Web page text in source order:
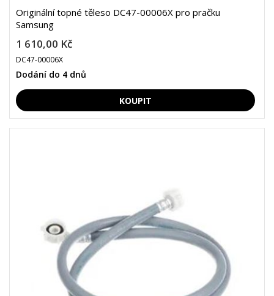
Originální topné těleso DC47-00006X pro pračku
Samsung
1 610,00 Kč
DC47-00006X
Dodání do 4 dnů